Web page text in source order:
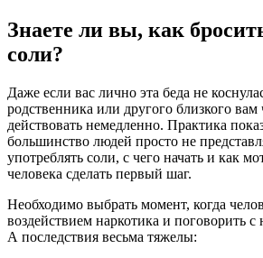
Знаете ли вы, как
соли?
Даже если вас лично эта беда не
родственника или другого близкого вам
действовать немедленно. Практика
большинство людей просто не
употреблять соли, с чего начать и как
человека сделать первый шаг.
Необходимо выбрать момент, когда
воздействием наркотика и поговорить с
А последствия весьма тяжелы: